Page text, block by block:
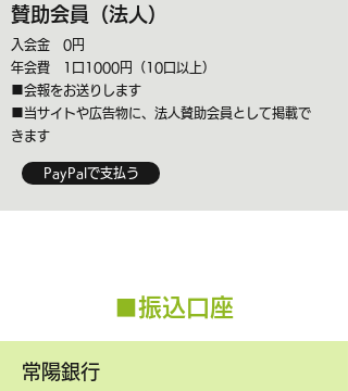
賛助会員（法人）
入会金 0円
年会費 1口1000円（10口以上）​
​​■会報をお送りします
■当サイトや広告物に、法人賛助会員として掲載で
きます
PayPalで支払う
■振込口座
​​常陽銀行